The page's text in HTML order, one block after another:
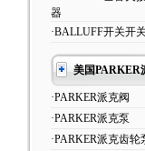
器
·BALLUFF开关开
美国PARKER
·PARKER派克阀
·PARKER派克泵
·PARKER派克齿轮